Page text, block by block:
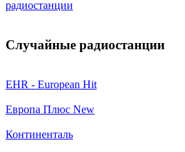
радиостанции
Случайные радиостанции
EHR - European Hit
Европа Плюс New
Континенталь